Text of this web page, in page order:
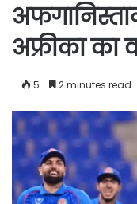
अफ्रीका का
5 2 minutes read